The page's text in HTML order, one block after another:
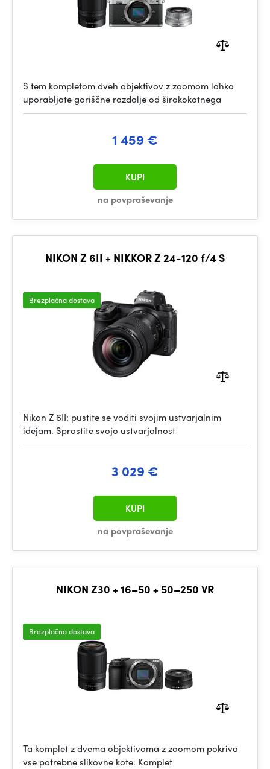
S tem kompletom dveh objektivov z zoomom lahko
uporabljate goriščne razdalje od širokokotnega
1 459 €
na povpraševanje
KUPI
NIKON Z 6II + NIKKOR Z 24-120 f/4 S
Brezplačna dostava
Nikon Z 6II: pustite se voditi svojim ustvarjalnim
idejam. Sprostite svojo ustvarjalnost
3 029 €
na povpraševanje
KUPI
NIKON Z30 + 16–50 + 50–250 VR
Brezplačna dostava
Ta komplet z dvema objektivoma z zoomom pokriva
vse potrebne slikovne kote. Komplet